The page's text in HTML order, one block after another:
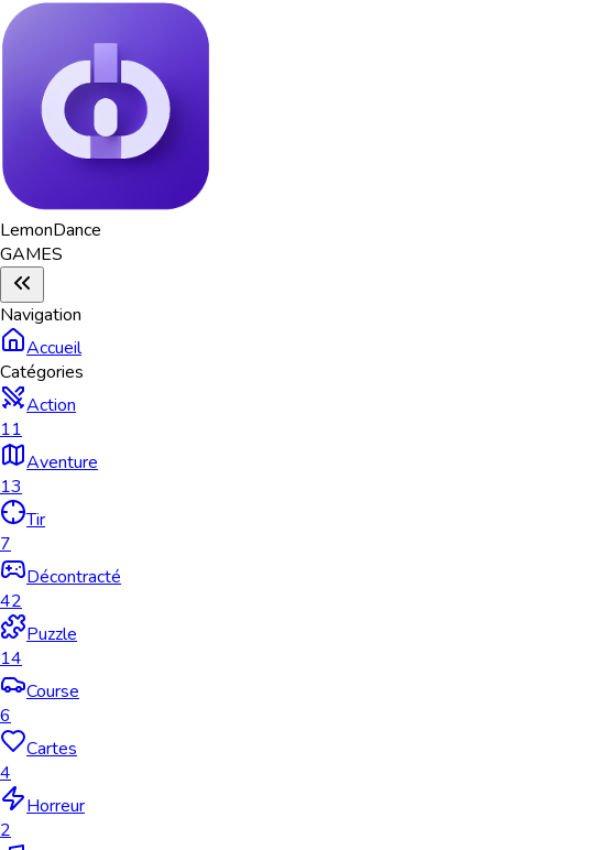
LemonDance
GAMES
Navigation
Accueil
Catégories
Action
11
Aventure
13
Tir
7
Décontracté
42
Puzzle
14
Course
6
Cartes
4
Horreur
2